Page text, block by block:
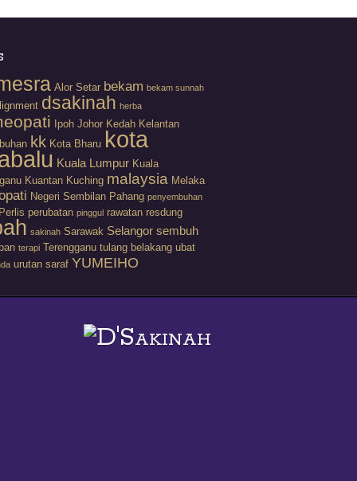
Alor Setar bekam bekam sunnah
dsakinah herba
Ipoh Johor Kedah Kelantan
kk Kota Bharu kota
Kuala Lumpur Kuala
Kuantan Kuching malaysia Melaka
Negeri Sembilan Pahang penyembuhan
perubatan pinggul rawatan resdung
sakinah Sarawak Selangor sembuh
terapi Terengganu tulang belakang ubat
urutan saraf YUMEIHO